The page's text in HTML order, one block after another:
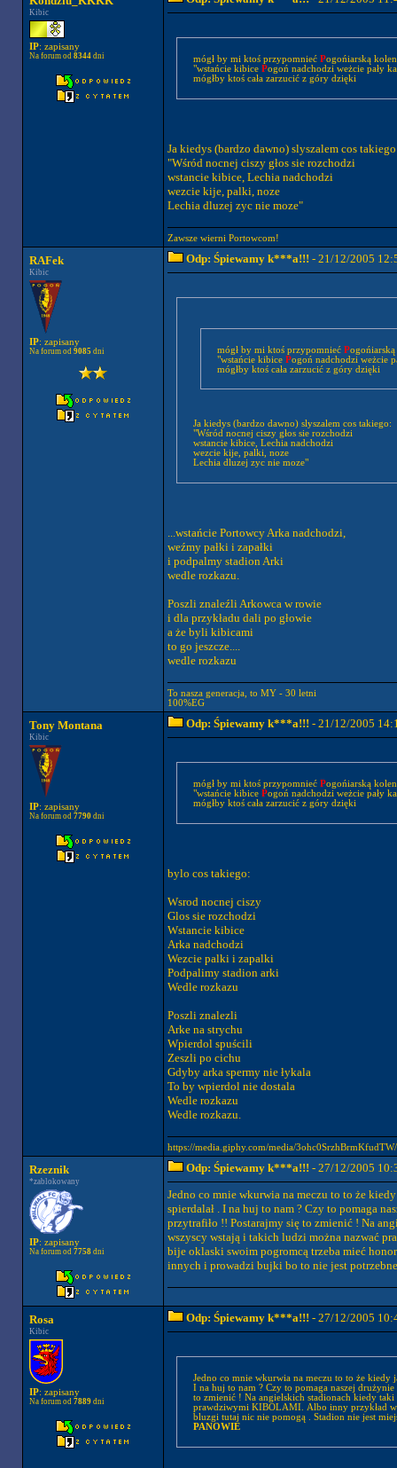
Kibic
IP: zapisany
Na forum od 8344dni mógł by mi ktoś przypomnieć Pogońiarską
"wstańcie kibice Pogoń nadchodzi weżcie pały
mógłby ktoś cała zarzucić z góry dzięki
Ja kiedys (bardzo dawno) slyszalem cos
"Wśród nocnej ciszy głos sie rozchodzi
wstancie kibice, Lechia nadchodzi
wezcie kije, palki, noze
Lechia dluzej zyc nie moze"
Zawsze wierni Portowcom!
RAFek
Kibic
IP: zapisany
Na forum od 9085 dni
Odp: Śpiewamy k***a!!! - 21/12/2005
mógł by mi ktoś przypomniećP
"wstańcie kibicePogoń nadchodzi weżcie
mógłby ktoś cała zarzucić z góry dzięki
Ja kiedys (bardzo dawno) slyszalem cos takiego:
"Wśród nocnej ciszy głos sie rozchodzi
wstancie kibice, Lechia nadchodzi
wezcie kije, palki, noze
Lechia dluzej zyc nie moze"
...wstańcie Portowcy Arka nadchodzi,
weźmy pałki i zapałki
i podpalmy stadion Arki
wedle rozkazu.
Poszli znaleźli Arkowca w rowie
i dla przykładu dali po głowie
a że byli kibicami
to go jeszcze....
wedle rozkazu
To nasza generacja, to MY - 30 letni
100%EG
Tony Montana
Kibic
IP: zapisany
Na forum od 7790dni
Odp: Śpiewamy k***a!!! - 21/12/2005
mógł by mi ktoś przypomnieć Pogońiarską
"wstańcie kibice Pogoń nadchodzi weżcie pały
mógłby ktoś cała zarzucić z góry dzięki
bylo cos takiego:
Wsrod nocnej ciszy
Glos sie rozchodzi
Wstancie kibice
Arka nadchodzi
Wezcie palki i zapalki
Podpalimy stadion arki
Wedle rozkazu
Poszli znalezli
Arke na strychu
Wpierdol spuścili
Zeszli po cichu
Gdyby arka spermy nie łykala
To by wpierdol nie dostala
Wedle rozkazu
Wedle rozkazu.
https://media.giphy.com/media/
Rzeznik
*zablokowany
IP: zapisany
Na forum od 7758dni
Odp: Śpiewamy k***a!!! - 27/12/2005
Jedno co mnie wkurwia na meczu to to że
spierdalał . I na huj to nam ? Czy to pomaga
przytrafiło !! Postarajmy się to zmienić ! Na
wszyscy wstają i takich ludzi można nazwać
bije oklaski swoim pogromcą trzeba mieć
innych i prowadzi bujki bo to nie jest
Rosa
Kibic
IP: zapisany
Na forum od 7889dni
Odp: Śpiewamy k***a!!! - 27/12/2005
Jedno co mnie wkurwia na meczu to to że kiedy
I na huj to nam ? Czy to pomaga naszej
to zmienić ! Na angielskich stadionach kiedy
prawdziwymi KIBOLAMI. Albo inny przykład
PANOWIE